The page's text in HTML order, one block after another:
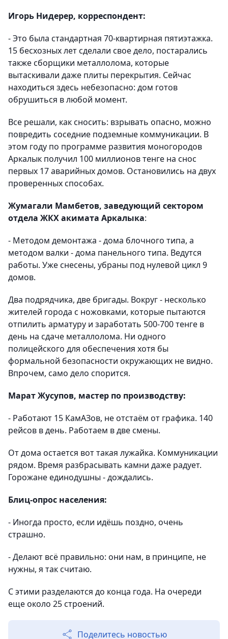
Игорь Нидерер, корреспондент:
- Это была стандартная 70-квартирная пятиэтажка.
15 бесхозных лет сделали свое дело, постарались
также сборщики металлолома, которые
вытаскивали даже плиты перекрытия. Сейчас
находиться здесь небезопасно: дом готов
обрушиться в любой момент.
Все решали, как сносить: взрывать опасно, можно
повредить соседние подземные коммуникации. В
этом году по программе развития моногородов
Аркалык получил 100 миллионов тенге на снос
первых 17 аварийных домов. Остановились на двух
проверенных способах.
Жумагали Мамбетов, заведующий сектором
отдела ЖКХ акимата Аркалыка:
- Методом демонтажа - дома блочного типа, а
методом валки - дома панельного типа. Ведутся
работы. Уже снесены, убраны под нулевой цикл 9
домов.
Два подрядчика, две бригады. Вокруг - несколько
жителей города с ножовками, которые пытаются
отпилить арматуру и заработать 500-700 тенге в
день на сдаче металлолома. Ни одного
полицейского для обеспечения хотя бы
формальной безопасности окружающих не видно.
Впрочем, само дело спорится.
Марат Жусупов, мастер по производству:
- Работают 15 КамАЗов, не отстаём от графика. 140
рейсов в день. Работаем в две смены.
От дома остается вот такая лужайка. Коммуникации
рядом. Время разбрасывать камни даже радует.
Горожане единодушны - дождались.
Блиц-опрос населения:
- Иногда просто, если идёшь поздно, очень
страшно.
- Делают всё правильно: они нам, в принципе, не
нужны, я так считаю.
С этими разделаются до конца года. На очереди
еще около 25 строений.
Поделитесь новостью